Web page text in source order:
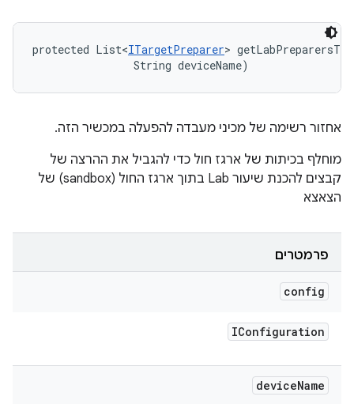
protected List<ITargetPreparer>
                String deviceName)
אחזור רשימה של מכיני מעבדה להפעלה במכשיר הזה.
מוחלף בכיתות של ארגז חול כדי להגביל את ההרצה של
קבצים להכנת שיעור Lab בתוך ארגז החול (sandbox) של
הצאצא
פרמטרים
config
IConfiguration
deviceName